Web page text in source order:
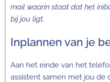
mail waarin staat dat het
bij jou ligt.
Inplannen van je
Aan het einde van het
assistent samen met jou de